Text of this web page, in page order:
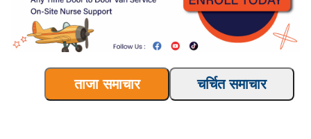
ताजा समाचार चर्चित समाचार